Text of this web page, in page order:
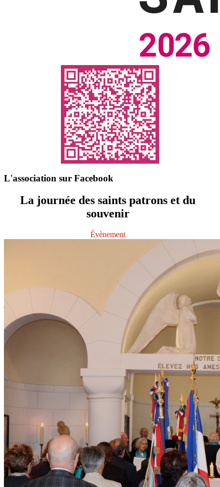
L'association sur Facebook
La journée des saints patrons et du
souvenir
Évènement